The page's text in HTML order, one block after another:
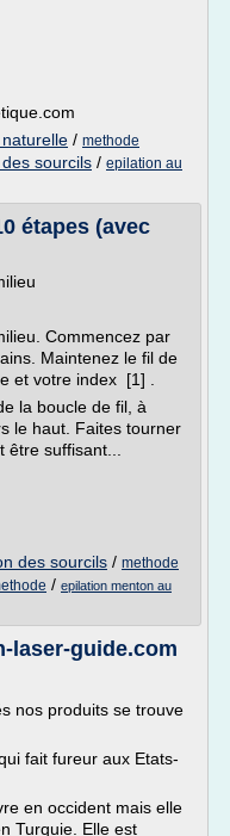
/ methode
sourcils / epilation au
étapes (avec
Commencez par
Maintenez le fil de
et votre index [1] .
la boucle de fil, à
le haut. Faites tourner
suffisant...
des sourcils / methode
/ epilation menton au
laser-guide.com
nos produits se trouve
fait fureur aux Etats-
en occident mais elle
Turquie. Elle est